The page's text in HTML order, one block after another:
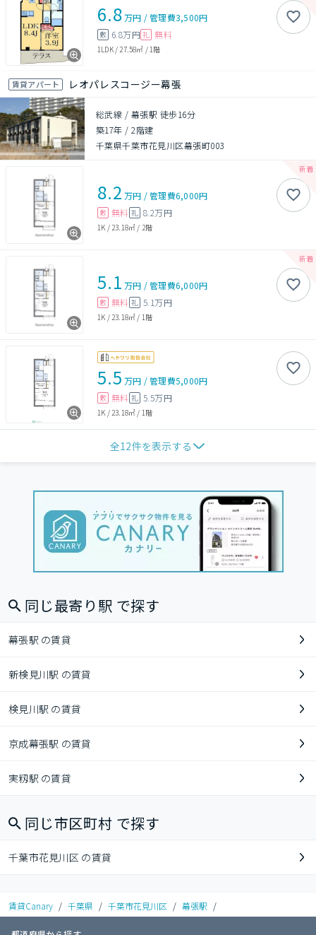
6.8万円 /管理費3,500円
敷 6.8万円 礼 無料
1LDK/ 27.58㎡ / 1階
賃貸アパート レオパレスコージー幕張
総武線 / 幕張駅 徒歩16分
築17年 /2階建
千葉県千葉市花見川区幕張町003
8.2 万円 /管理費6,000円
敷 無料 礼 8.2万円
1K / 23.18㎡ / 2階
5.1 万円 /管理費6,000円
敷 無料 礼 5.1万円
1K / 23.18㎡ / 1階
5.5 万円 /管理費5,000円
敷 無料 礼 5.5万円
1K /23.18㎡ / 1階
全12件を表示する
同じ最寄り駅 で探す
幕張駅 の賃貸
新検見川駅 の賃貸
検見川駅 の賃貸
京成幕張駅 の賃貸
実籾駅 の賃貸
同じ市区町村 で探す
千葉市花見川区 の賃貸
賃貸Canary / 千葉県 / 千葉市花見川区 / 幕張駅 /